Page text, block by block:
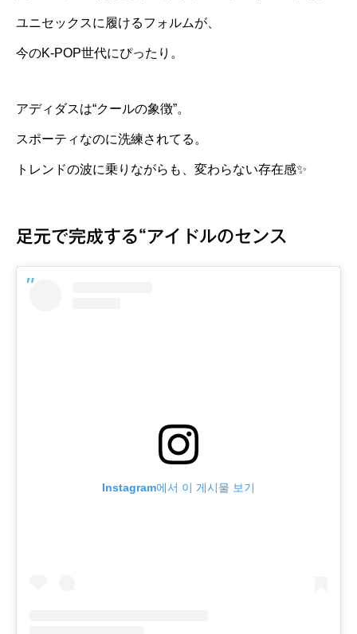
ユニセックスに履けるフォルムが、
今のK-POP世代にぴったり。
アディダスは“クールの象徴”。
スポーティなのに洗練されてる。
トレンドの波に乗りながらも、変わらない存在感✨
足元で完成する“アイドルのセンス
Instagram에서 이 게시물 보기